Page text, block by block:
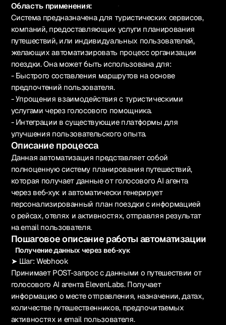
Связаться
Область применения:
Система предназначена для туристических сервисов,
компаний, предоставляющих услуги планирования
путешествий, или индивидуальных пользователей,
желающих автоматизировать процесс организации
поездки. Она может быть использована для:
- Быстрого составления маршрутов на основе
предпочтений пользователя.
- Упрощения взаимодействия с туристическими
услугами через голосового помощника.
- Интеграции в существующие платформы для
улучшения пользовательского опыта.
Описание процесса
Данная автоматизация представляет собой
полноценную систему планирования путешествий,
которая получает данные от голосового AI агента
через веб-хук и автоматически генерирует
персонализированный план поездки с информацией
о рейсах, отелях и активностях, отправляя результат
на email пользователя.
Пошаговое описание работы автоматизации
Получение данных через веб-хук
➤ Шаг: Webhook
Принимает POST-запрос с данными о путешествии от
голосового AI агента ElevenLabs. Получает
информацию о месте отправления, назначении, датах,
количестве путешественников, предпочитаемых
активностях и email пользователя.